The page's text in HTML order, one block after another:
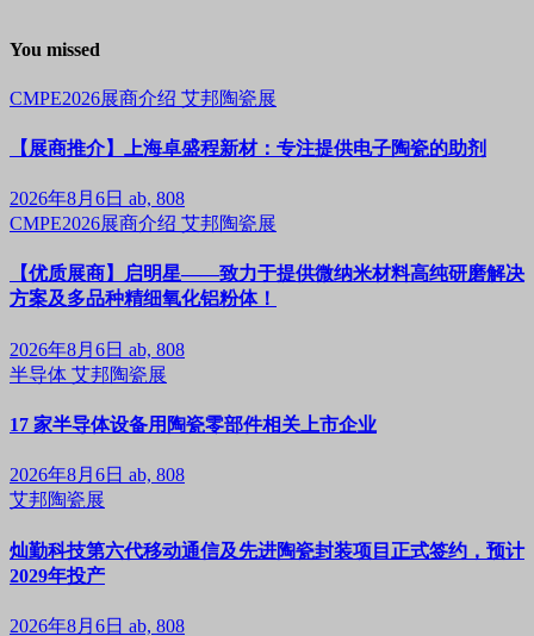
You missed
CMPE2026展商介绍 艾邦陶瓷展
【展商推介】上海卓盛程新材：专注提供电子陶瓷的助剂
2026年8月6日 ab, 808
CMPE2026展商介绍 艾邦陶瓷展
【优质展商】启明星——致力于提供微纳米材料高纯研磨解决
方案及多品种精细氧化铝粉体！
2026年8月6日 ab, 808
半导体 艾邦陶瓷展
17 家半导体设备用陶瓷零部件相关上市企业
2026年8月6日 ab, 808
艾邦陶瓷展
灿勤科技第六代移动通信及先进陶瓷封装项目正式签约，预计
2029年投产
2026年8月6日 ab, 808